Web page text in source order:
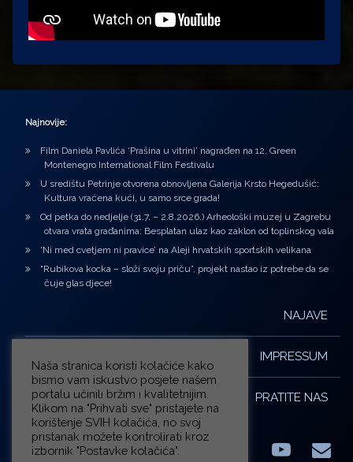
Najnovije:
Film Daniela Pavlića ‘Prašina u vitrini’ nagrađen na 12. Green
Montenegro International Film Festivalu
U središtu Petrinje otvorena obnovljena Galerija Krsto Hegedušić:
Kultura vraćena kući, u samo srce grada!
Od petka do nedjelje (31.7. – 2.8.2026.) Arheološki muzej u Zagrebu
otvara vrata građanima: Besplatan ulaz kao zaklon od toplinskog vala
‘Ni med cvetjem ni pravice’ na Aleji hrvatskih sportskih velikana
“Rubikova kocka – složi svoju priču”, projekt nastao iz potrebe da se
čuje glas djece!
NAJAVE
IMPRESSUM
PRATITE NAS
FacebookLinkedIn E-
Naša stranica koristi kolačiće kako
bismo vam iskustvo posjete našem
portalu učinili bržim i kvalitetnijim.
Klikom na "Prihvati sve" pristajete na
korištenje SVIH kolačića, no svoj
pristanak možete kontrolirati kroz
izbornik "Postavke kolačića".